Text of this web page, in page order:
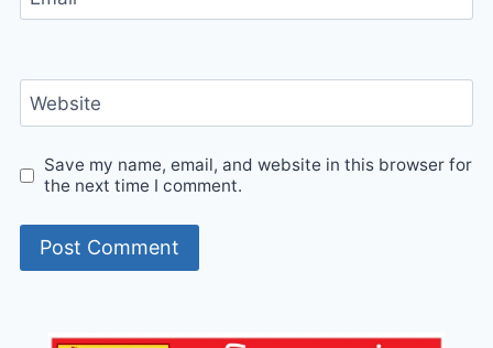
Website
Save my name, email, and website in this browser for
the next time I comment.